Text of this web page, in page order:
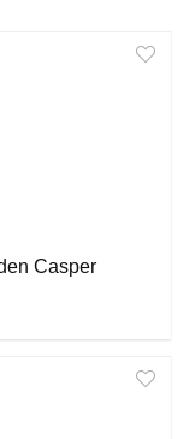
Casper